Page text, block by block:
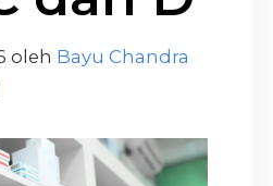
oleh Bayu Chandra